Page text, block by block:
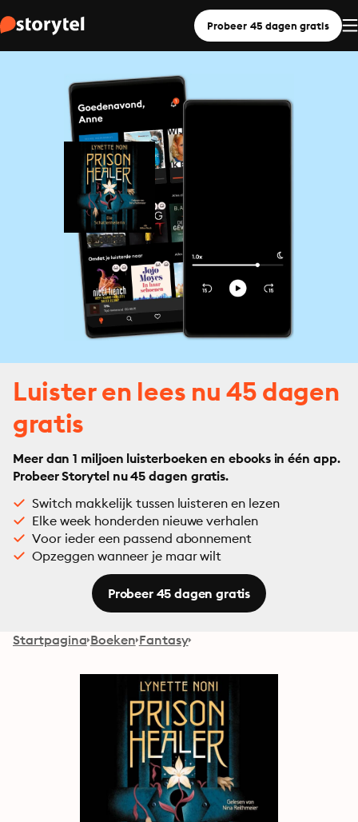
Probeer 45 dagen gratis
Luister en lees nu 45 dagen
gratis
Meer dan 1 miljoen luisterboeken en ebooks in één app.
Probeer Storytel nu 45 dagen gratis.
Switch makkelijk tussen luisteren en lezen
Elke week honderden nieuwe verhalen
Voor ieder een passend abonnement
Opzeggen wanneer je maar wilt
Probeer 45 dagen gratis
Startpagina Boeken Fantasy